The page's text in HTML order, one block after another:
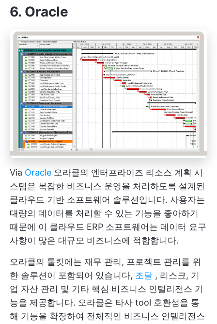
6. Oracle
Via Oracle 오라클의 엔터프라이즈 리소스 계획 시
스템은 복잡한 비즈니스 운영을 처리하도록 설계된
클라우드 기반 소프트웨어 솔루션입니다. 사용자는
대량의 데이터를 처리할 수 있는 기능을 좋아하기
때문에 이 클라우드 ERP 소프트웨어는 데이터 요구
사항이 많은 대규모 비즈니스에 적합합니다.
오라클의 툴킷에는 재무 관리, 프로젝트 관리를 위
한 솔루션이 포함되어 있습니다, 조달 , 리스크, 기
업 자산 관리 및 기타 핵심 비즈니스 인텔리전스 기
능을 제공합니다. 오라클은 타사 tool 호환성을 통
해 기능을 확장하여 전체적인 비즈니스 인텔리전스